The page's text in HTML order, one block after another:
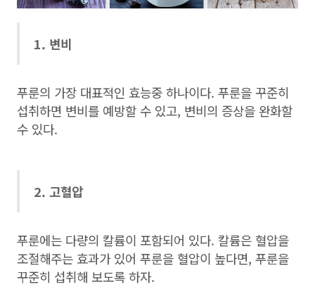
1. 변비
푸룬의 가장 대표적인 효능중 하나이다. 푸룬을 꾸준히
섭취하면 변비를 예방할 수 있고, 변비의 증상을 완화할
수 있다.
2. 고혈압
푸룬에는 다량의 칼륨이 포함되어 있다. 칼륨은 혈압을
조절해주는 효과가 있어 푸룬을 혈압이 높다면, 푸룬을
꾸준히 섭취해 보도록 하자.